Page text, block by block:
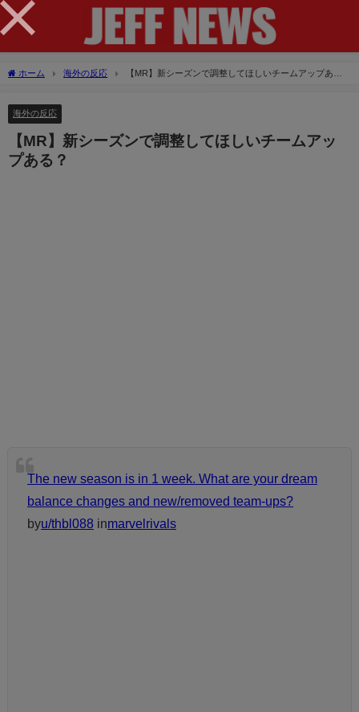
ホーム 海外の反応
【MR】新シーズンで調整してほしいチームアップあ
海外の反応
【MR】新シーズンで調整してほしいチームアッ
プある？
The new season is in 1 week. What are your dream
balance changes and new/removed team-ups?
byu/thbl088 inmarvelrivals
×